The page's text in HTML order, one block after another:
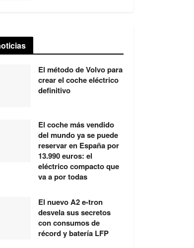
El método de Volvo para
crear el coche eléctrico
definitivo
El coche más vendido
del mundo ya se puede
reservar en España por
13.990 euros: el
eléctrico compacto que
va a por todas
El nuevo A2 e-tron
desvela sus secretos
con consumos de
récord y batería LFP